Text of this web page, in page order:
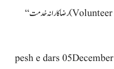
“رضاکارانہ خدمت (Volunteer Service) انسان کو بڑا اور معاشرے کو
pesh e dars 05December